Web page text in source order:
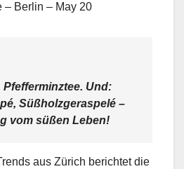
– Berlin – May 20
Pfefferminztee. Und:
Süßholzgeraspelé –
vom süßen Leben!
aus Zürich berichtet die